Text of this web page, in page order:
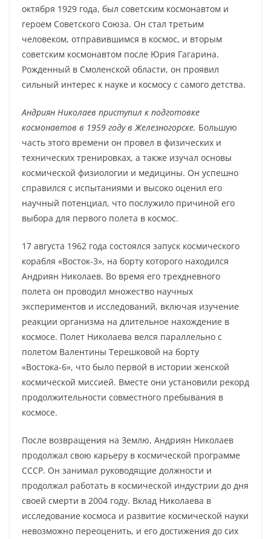
октября 1929 года, был советским космонавтом и
героем Советского Союза. Он стал третьим
человеком, отправившимся в космос, и вторым
советским космонавтом после Юрия Гагарина.
Рожденный в Смоленской области, он проявил
сильный интерес к науке и космосу с самого детства.
Андриян Николаев приступил к подготовке
космонавтов в 1959 году в Железногорске. Большую
часть этого времени он провел в физических и
технических тренировках, а также изучал основы
космической физиологии и медицины. Он успешно
справился с испытаниями и высоко оценил его
научный потенциал, что послужило причиной его
выбора для первого полета в космос.
17 августа 1962 года состоялся запуск космического
корабля «Восток-3», на борту которого находился
Андриян Николаев. Во время его трехдневного
полета он проводил множество научных
экспериментов и исследований, включая изучение
реакции организма на длительное нахождение в
космосе. Полет Николаева велся параллельно с
полетом Валентины Терешковой на борту
«Востока-6», что было первой в истории женской
космической миссией. Вместе они установили рекорд
продолжительности совместного пребывания в
космосе.
После возвращения на Землю, Андриян Николаев
продолжал свою карьеру в космической программе
СССР. Он занимал руководящие должности и
продолжал работать в космической индустрии до дня
своей смерти в 2004 году. Вклад Николаева в
исследование космоса и развитие космической науки
невозможно переоценить, и его достижения до сих